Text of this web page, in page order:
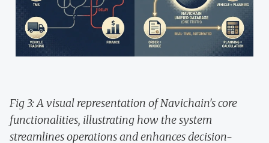
Fig 3: A visual representation of Navichain's core
functionalities, illustrating how the system
streamlines operations and enhances decision-